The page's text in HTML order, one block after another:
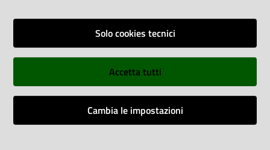
Informative e liberatorie privacy
Dichiarazione di accessibilità
Web Analitycs Italia
Solo cookies tecnici
Accetta tutti
Cambia le impostazioni